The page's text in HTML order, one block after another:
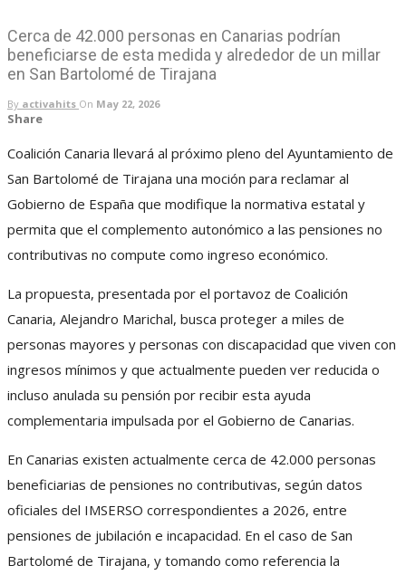
Cerca de 42.000 personas en Canarias podrían
beneficiarse de esta medida y alrededor de un millar
en San Bartolomé de Tirajana
By activahits On May 22, 2026
Share
Coalición Canaria llevará al próximo pleno del Ayuntamiento de
San Bartolomé de Tirajana una moción para reclamar al
Gobierno de España que modifique la normativa estatal y
permita que el complemento autonómico a las pensiones no
contributivas no compute como ingreso económico.
La propuesta, presentada por el portavoz de Coalición
Canaria, Alejandro Marichal, busca proteger a miles de
personas mayores y personas con discapacidad que viven con
ingresos mínimos y que actualmente pueden ver reducida o
incluso anulada su pensión por recibir esta ayuda
complementaria impulsada por el Gobierno de Canarias.
En Canarias existen actualmente cerca de 42.000 personas
beneficiarias de pensiones no contributivas, según datos
oficiales del IMSERSO correspondientes a 2026, entre
pensiones de jubilación e incapacidad. En el caso de San
Bartolomé de Tirajana, y tomando como referencia la